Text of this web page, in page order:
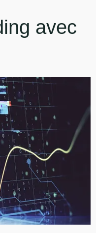
avec